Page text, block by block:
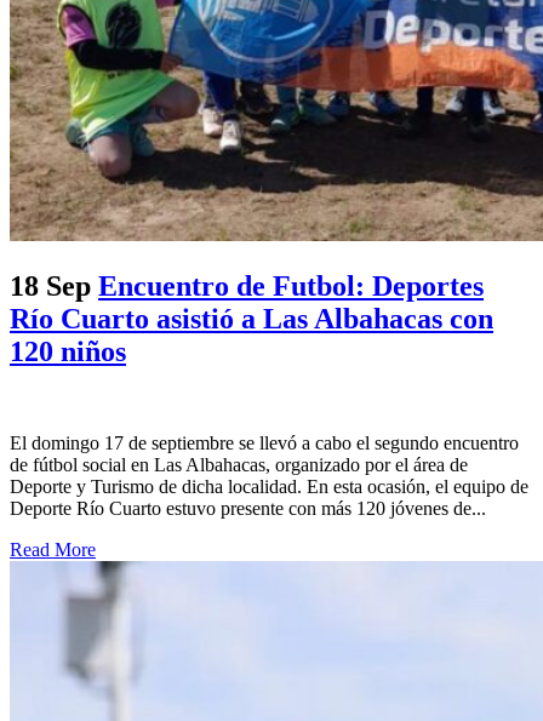
18 Sep Encuentro de Futbol: Deportes
Río Cuarto asistió a Las Albahacas con
120 niños
El domingo 17 de septiembre se llevó a cabo el segundo encuentro
de fútbol social en Las Albahacas, organizado por el área de
Deporte y Turismo de dicha localidad. En esta ocasión, el equipo de
Deporte Río Cuarto estuvo presente con más 120 jóvenes de...
Read More